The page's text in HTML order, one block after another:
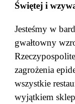
Świętej i
Jesteśmy w
gwałtowny
zagrożenia
wszystkie
wyjątkiem